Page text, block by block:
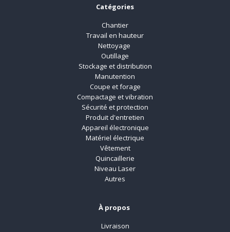
Catégories
Chantier
Travail en hauteur
Nettoyage
Outillage
Stockage et distribution
Manutention
Coupe et forage
Compactage et vibration
Sécurité et protection
Produit d'entretien
Appareil électronique
Matériel électrique
Vêtement
Quincaillerie
Niveau Laser
Autres
À propos
Livraison